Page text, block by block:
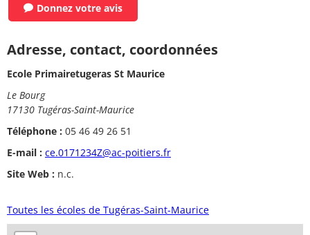
Donnez votre avis
Adresse, contact, coordonnées
Ecole Primairetugeras St Maurice
Le Bourg
17130 Tugéras-Saint-Maurice
Téléphone : 05 46 49 26 51
E-mail : ce.0171234Z@ac-poitiers.fr
Site Web : n.c.
Toutes les écoles de Tugéras-Saint-Maurice